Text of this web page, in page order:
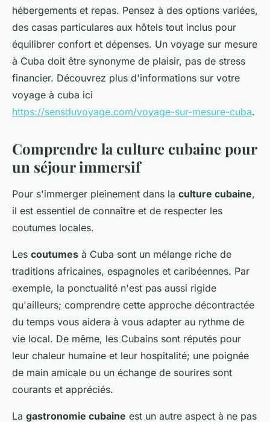
hébergements et repas. Pensez à des options variées,
des casas particulares aux hôtels tout inclus pour
équilibrer confort et dépenses. Un voyage sur mesure
à Cuba doit être synonyme de plaisir, pas de stress
financier. Découvrez plus d'informations sur votre
voyage à cuba ici
https://sensduvoyage.com/voyage-sur-mesure-cuba.
Comprendre la culture cubaine pour
un séjour immersif
Pour s'immerger pleinement dans la culture cubaine,
il est essentiel de connaître et de respecter les
coutumes locales.
Les coutumes à Cuba sont un mélange riche de
traditions africaines, espagnoles et caribéennes. Par
exemple, la ponctualité n'est pas aussi rigide
qu'ailleurs; comprendre cette approche décontractée
du temps vous aidera à vous adapter au rythme de
vie local. De même, les Cubains sont réputés pour
leur chaleur humaine et leur hospitalité; une poignée
de main amicale ou un échange de sourires sont
courants et appréciés.
La gastronomie cubaine est un autre aspect à ne pas